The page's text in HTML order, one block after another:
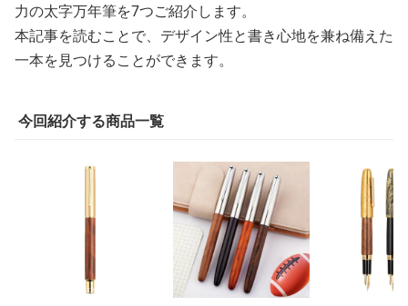
力の太字万年筆を7つご紹介します。
本記事を読むことで、デザイン性と書き心地を兼ね備えた
一本を見つけることができます。
今回紹介する商品一覧